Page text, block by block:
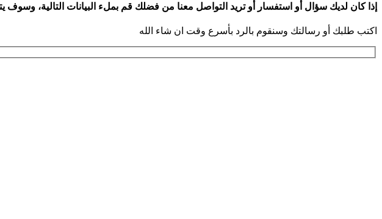
إذا كان لديك سؤال أو استفسار أو تريد التواصل معنا من فضلك قم بملء البيانات التالية،
اكتب طلبك أو رسالتك وسنقوم بالرد بأسرع وقت ان شاء الله